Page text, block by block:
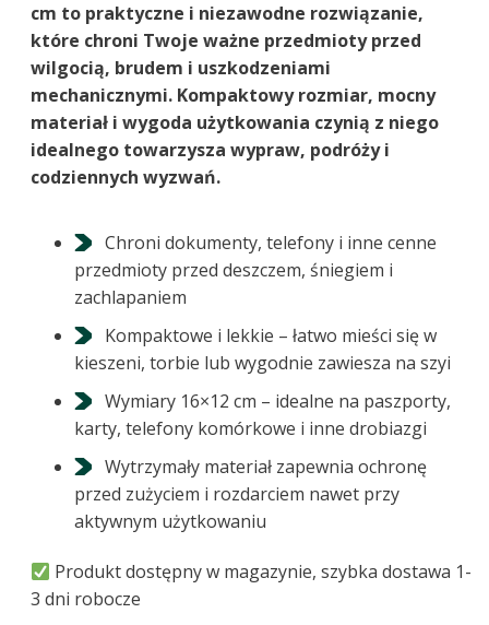
cm to praktyczne i niezawodne rozwiązanie,
które chroni Twoje ważne przedmioty przed
wilgocią, brudem i uszkodzeniami
mechanicznymi. Kompaktowy rozmiar, mocny
materiał i wygoda użytkowania czynią z niego
idealnego towarzysza wypraw, podróży i
codziennych wyzwań.
Chroni dokumenty, telefony i inne cenne
przedmioty przed deszczem, śniegiem i
zachlapaniem
Kompaktowe i lekkie – łatwo mieści się w
kieszeni, torbie lub wygodnie zawiesza na szyi
Wymiary 16×12 cm – idealne na paszporty,
karty, telefony komórkowe i inne drobiazgi
Wytrzymały materiał zapewnia ochronę
przed zużyciem i rozdarciem nawet przy
aktywnym użytkowaniu
Produkt dostępny w magazynie, szybka dostawa 1-
3 dni robocze